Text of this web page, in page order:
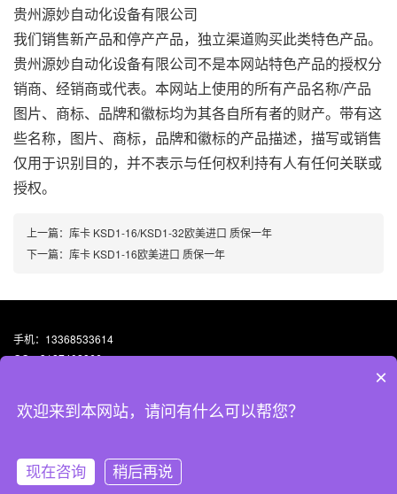
贵州源妙自动化设备有限公司
我们销售新产品和停产产品，独立渠道购买此类特色产品。
贵州源妙自动化设备有限公司不是本网站特色产品的授权分
销商、经销商或代表。本网站上使用的所有产品名称/产品
图片、商标、品牌和徽标均为其各自所有者的财产。带有这
些名称，图片、商标，品牌和徽标的产品描述，描写或销售
仅用于识别目的，并不表示与任何权利持有人有任何关联或
授权。
上一篇： 库卡 KSD1-16/KSD1-32欧美进口 质保一年
下一篇： 库卡 KSD1-16欧美进口 质保一年
手机：13368533614
QQ：3127402866
Copyright © 2022 贵州源妙自动化设备有限公司 All Rights Reserved.
×
欢迎来到本网站，请问有什么可以帮您？
现在咨询 稍后再说